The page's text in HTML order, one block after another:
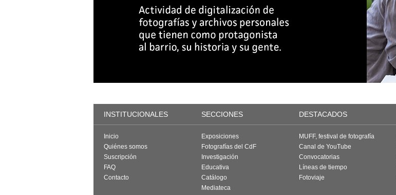
INSTITUCIONALES SECCIONES DESTACADOS
Inicio
Quiénes somos
Suscripción
FAQ
Contacto
Exposiciones
Fotografías del CdF
Investigación
Educativa
Catálogo
Mediateca
MUFF, festival de fotografía
Canal de YouTube
Convocatorias
Líneas de tiempo
Fotoviaje